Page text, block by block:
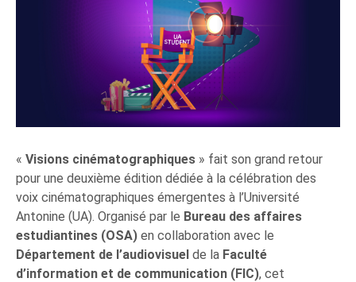
« Visions cinématographiques » fait son grand retour
pour une deuxième édition dédiée à la célébration des
voix cinématographiques émergentes à l’Université
Antonine (UA). Organisé par le Bureau des affaires
estudiantines (OSA) en collaboration avec le
Département de l’audiovisuel de la Faculté
d’information et de communication (FIC), cet